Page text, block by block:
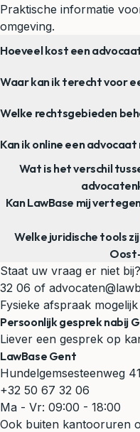
Praktische informatie
omgeving.
Hoeveel kost een
Waar kan ik terecht voor
Welke rechtsgebieden
Kan ik online een
Wat is het verschil
Kan LawBase mij
Welke juridische tools
Staat uw vraag er niet
32 06 of
Fysieke afspraak mogelijk
Persoonlijk gesprek nabij
Liever een gesprek op
LawBase Gent
Hundelgemsesteenweg
+32 50 67 32 06
Ma - Vr: 09:00 - 18:00
Ook buiten kantooruren